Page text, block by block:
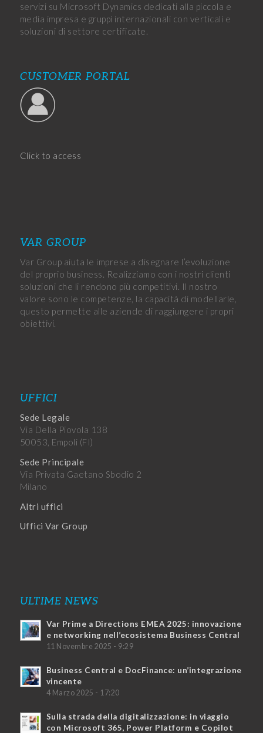
servizi su Microsoft Dynamics dedicati alla piccola e
media impresa e gruppi internazionali con verticali e
soluzioni di settore certificate.
CUSTOMER PORTAL
Click to access
VAR GROUP
Var Group aiuta le imprese a disegnare l’evoluzione
del proprio business. Realizziamo con i nostri clienti
soluzioni che li rendono più competitivi. Il nostro
valore sono le competenze, la capacità di modellarle,
questo permette alle aziende di raggiungere i propri
obiettivi.
UFFICI
Sede Legale
Via Della Piovola 138
50053, Empoli (FI)
Sede Principale
Via Privata Gaetano Sbodio 2
Milano
Altri uffici
Uffici Var Group
ULTIME NEWS
Var Prime a Directions EMEA 2025: innovazione
e networking nell’ecosistema Business Central
11 Novembre 2025 - 9:29
Business Central e DocFinance: un’integrazione
vincente
4 Marzo 2025 - 17:20
Sulla strada della digitalizzazione: in viaggio
con Microsoft 365, Power Platform e Copilot